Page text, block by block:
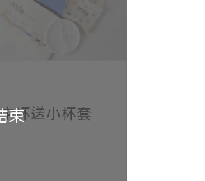
束
杯送小杯套